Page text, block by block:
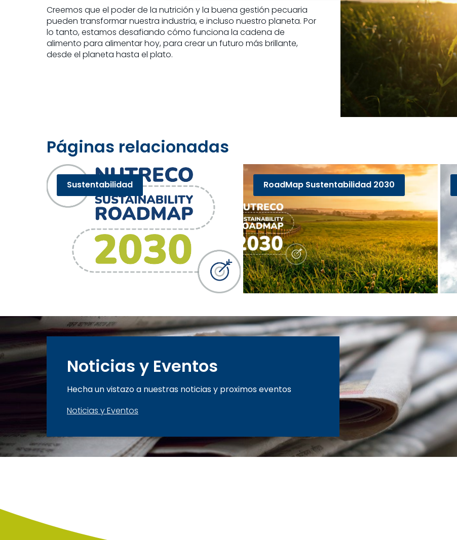
Creemos que el poder de la nutrición y la buena gestión pecuaria
pueden transformar nuestra industria, e incluso nuestro planeta. Por
lo tanto, estamos desafiando cómo funciona la cadena de
alimento para alimentar hoy, para crear un futuro más brillante,
desde el planeta hasta el plato.
Páginas relacionadas
Sustentabilidad RoadMap Sustentabilidad 2030
Noticias y Eventos
Hecha un vistazo a nuestras noticias y proximos eventos
Noticias y Eventos